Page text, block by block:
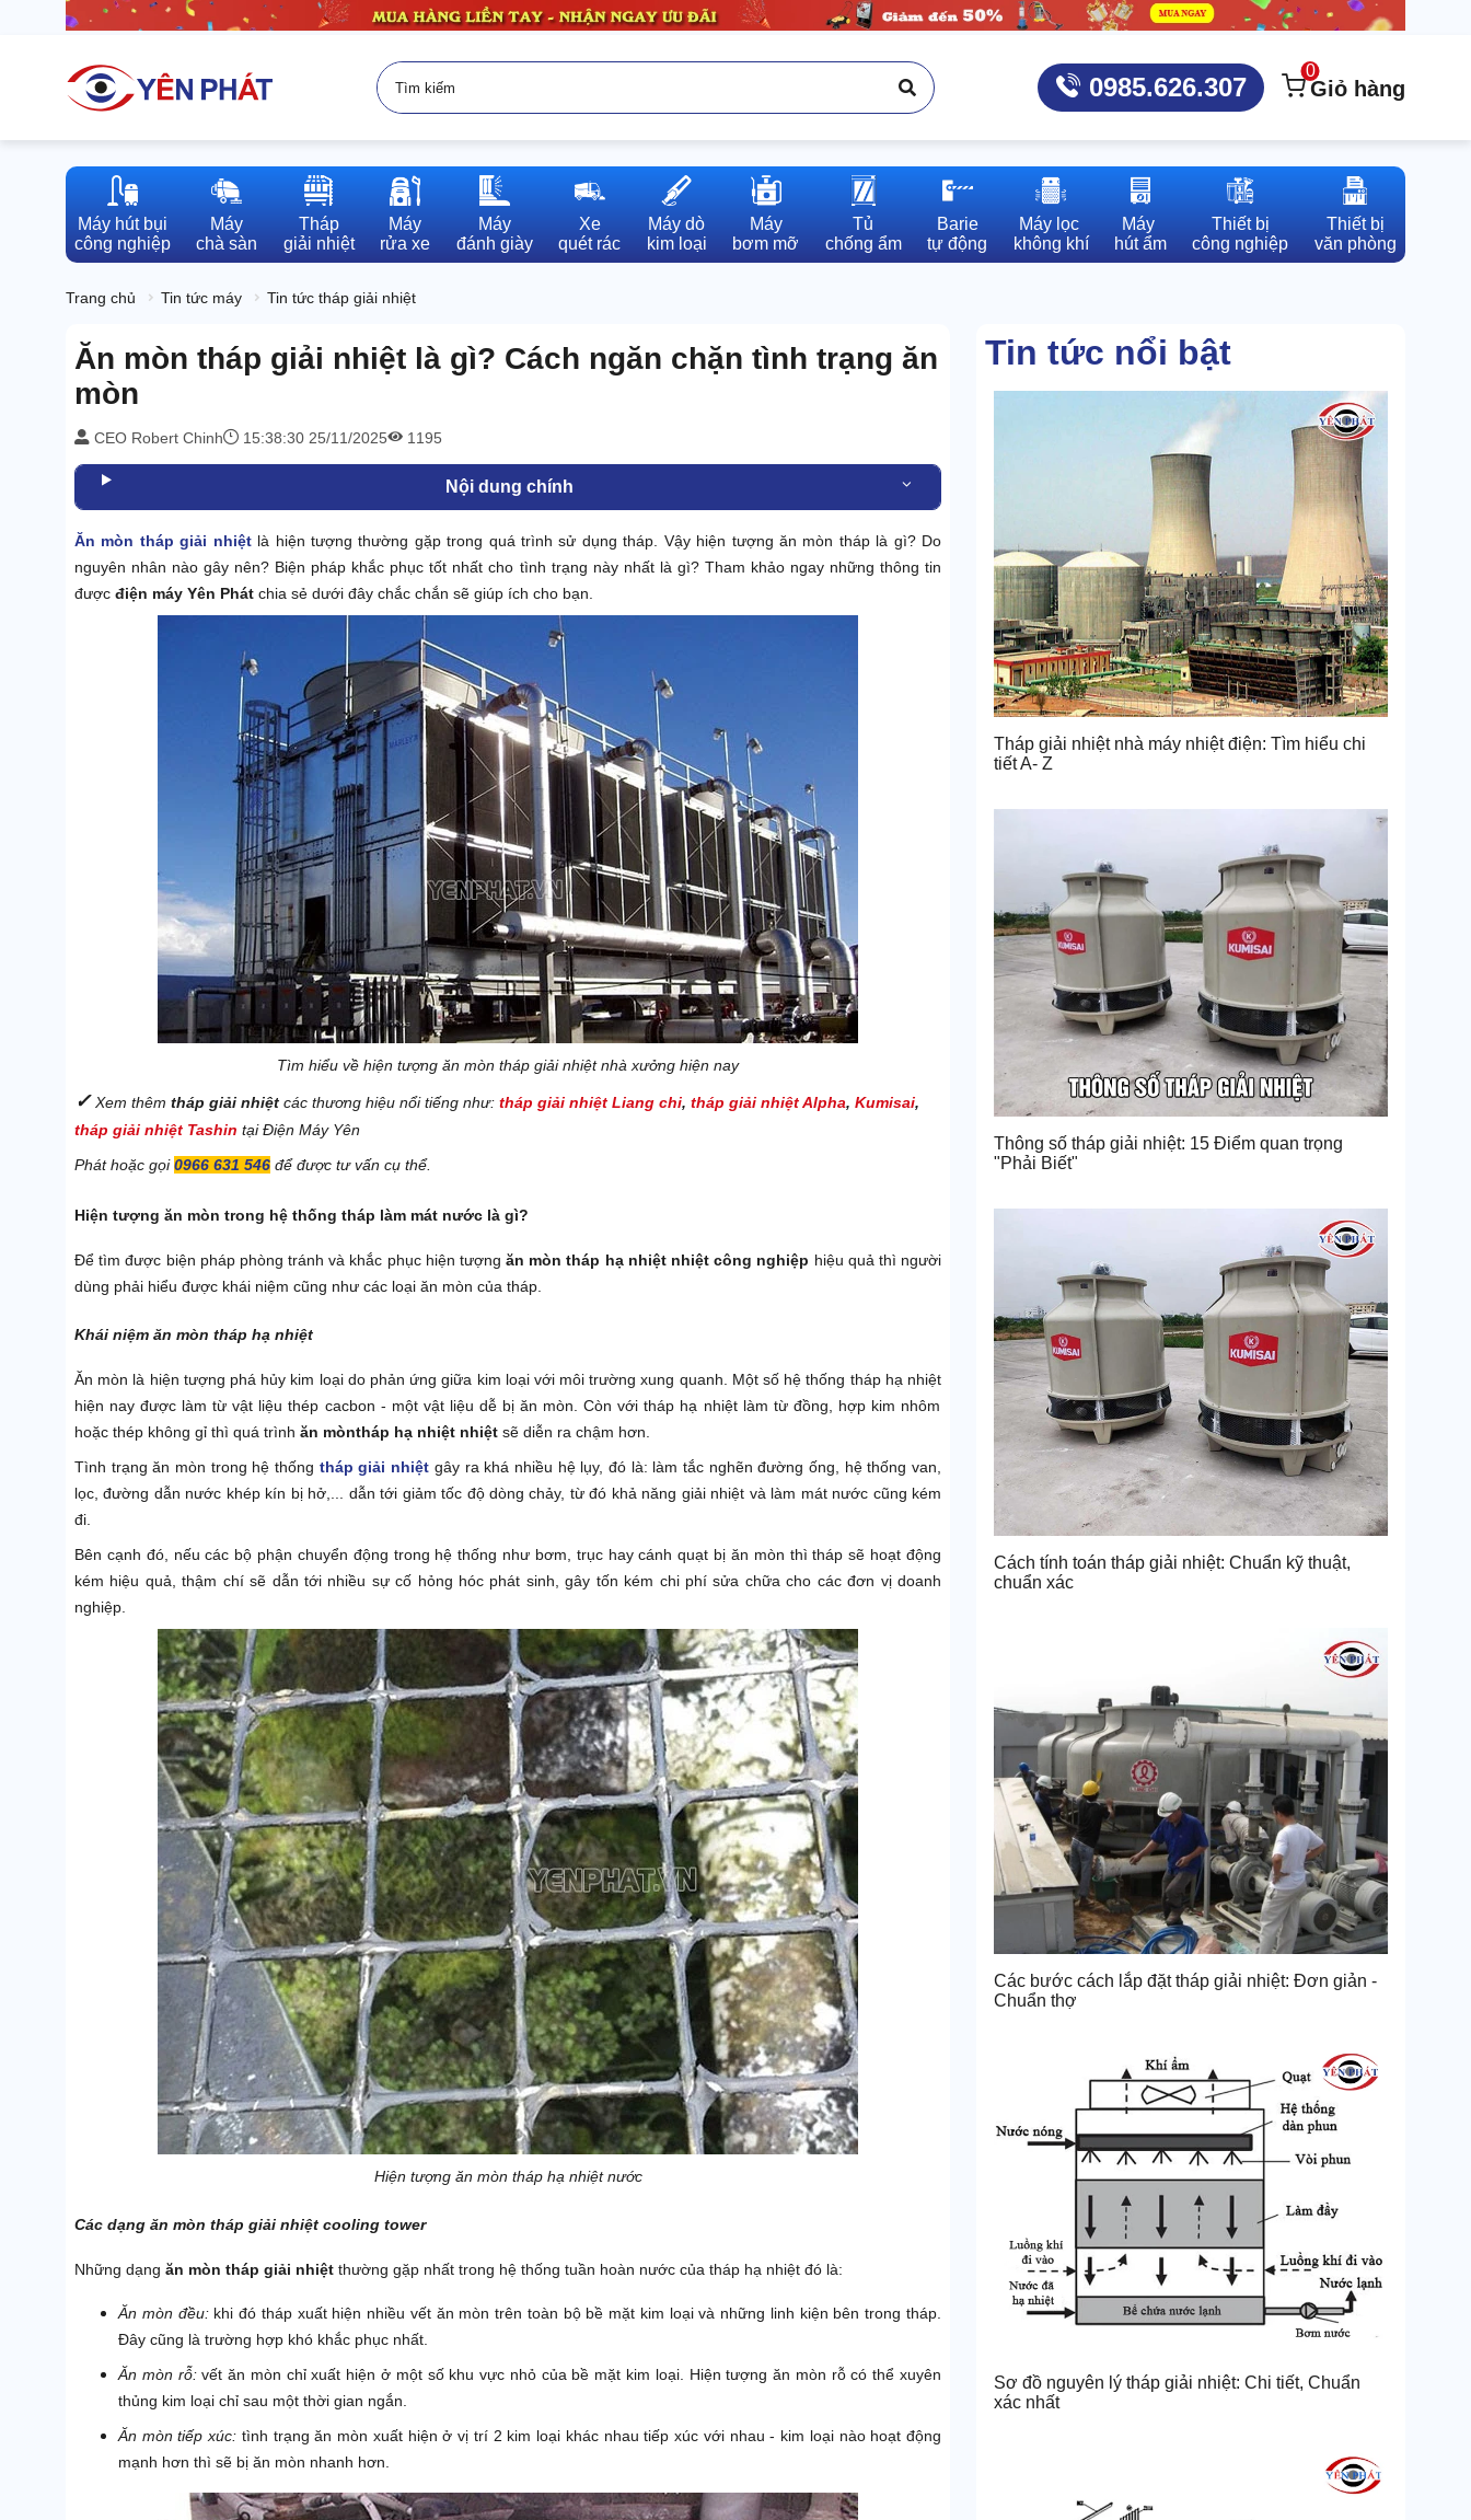
0985.626.307
0
Giỏ hàng
Máy hút bụi
công nghiệp
Máy
chà sàn
Tháp
giải nhiệt
Máy
rửa xe
Máy
đánh giày
Xe
quét rác
Máy dò
kim loại
Máy
bơm mỡ
Tủ
chống ẩm
Barie
tự động
Máy lọc
không khí
Máy
hút ẩm
Thiết bị
công nghiệp
Thiết bị
văn phòng
Trang chủ Tin tức máy Tin tức tháp giải nhiệt
Ăn mòn tháp giải nhiệt là gì? Cách ngăn chặn tình trạng ăn
mòn
CEO Robert Chinh 15:38:30 25/11/2025 1195
Nội dung chính
Ăn mòn tháp giải nhiệtlà hiện tượng thường gặp trong quá trình sử dụng tháp. Vậy hiện tượng ăn mòn tháp là gì? Do
nguyên nhân nào gây nên? Biện pháp khắc phục tốt nhất cho tình trạng này nhất là gì? Tham khảo ngay những thông tin
được điện máy Yên Phát chia sẻ dưới đây chắc chắn sẽ giúp ích cho bạn.
Tìm hiểu về hiện tượng ăn mòn tháp giải nhiệt nhà xưởng hiện nay
✓ Xem thêm tháp giải nhiệt các thương hiệu nổi tiếng như: tháp giải nhiệt Liang chi, tháp giải nhiệt Alpha, Kumisai,
tháp giải nhiệt Tashin tại Điện Máy Yên
Phát hoặc gọi0966 631 546 để được tư vấn cụ thể.
Hiện tượng ăn mòn trong hệ thống tháp làm mát nước là gì?
Để tìm được biện pháp phòng tránh và khắc phục hiện tượngăn mòntháp hạ nhiệt nhiệt công nghiệp hiệu quả thì người
dùng phải hiểu được khái niệm cũng như các loại ăn mòn của tháp.
Khái niệm ăn mòn tháp hạ nhiệt
Ăn mòn là hiện tượng phá hủy kim loại do phản ứng giữa kim loại với môi trường xung quanh. Một số hệ thống tháp hạ nhiệt
hiện nay được làm từ vật liệu thép cacbon - một vật liệu dễ bị ăn mòn. Còn với tháp hạ nhiệt làm từ đồng, hợp kim nhôm
hoặc thép không gỉ thì quá trình ăn mòntháp hạ nhiệt nhiệt sẽ diễn ra chậm hơn.
Tình trạng ăn mòn trong hệ thống tháp giải nhiệt gây ra khá nhiều hệ lụy, đó là: làm tắc nghẽn đường ống, hệ thống van,
lọc, đường dẫn nước khép kín bị hở,... dẫn tới giảm tốc độ dòng chảy, từ đó khả năng giải nhiệt và làm mát nước cũng kém
đi.
Bên cạnh đó, nếu các bộ phận chuyển động trong hệ thống như bơm, trục hay cánh quạt bị ăn mòn thì tháp sẽ hoạt động
kém hiệu quả, thậm chí sẽ dẫn tới nhiều sự cố hỏng hóc phát sinh, gây tốn kém chi phí sửa chữa cho các đơn vị doanh
nghiệp.
Hiện tượng ăn mòn tháp hạ nhiệt nước
Các dạng ăn mòn tháp giải nhiệt cooling tower
Những dạng ăn mòn tháp giải nhiệt thường gặp nhất trong hệ thống tuần hoàn nước của tháp hạ nhiệt đó là:
Ăn mòn đều:khi đó tháp xuất hiện nhiều vết ăn mòn trên toàn bộ bề mặt kim loại và những linh kiện bên trong tháp.
Đây cũng là trường hợp khó khắc phục nhất.
Ăn mòn rỗ:vết ăn mòn chỉ xuất hiện ở một số khu vực nhỏ của bề mặt kim loại. Hiện tượng ăn mòn rỗ có thể xuyên
thủng kim loại chỉ sau một thời gian ngắn.
Ăn mòn tiếp xúc: tình trạng ăn mòn xuất hiện ở vị trí 2 kim loại khác nhau tiếp xúc với nhau - kim loại nào hoạt động
mạnh hơn thì sẽ bị ăn mòn nhanh hơn.
Tin tức nổi bật
Tháp giải nhiệt nhà máy nhiệt điện: Tìm hiểu chi
tiết A- Z
Thông số tháp giải nhiệt: 15 Điểm quan trọng
"Phải Biết"
Cách tính toán tháp giải nhiệt: Chuẩn kỹ thuật,
chuẩn xác
Các bước cách lắp đặt tháp giải nhiệt: Đơn giản -
Chuẩn thợ
Sơ đồ nguyên lý tháp giải nhiệt: Chi tiết, Chuẩn
xác nhất